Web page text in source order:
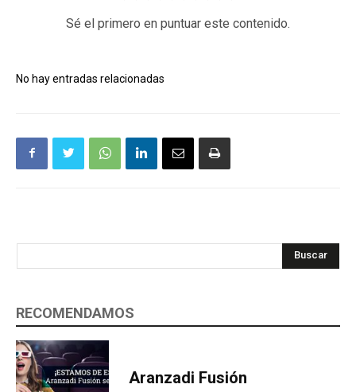
Sé el primero en puntuar este contenido.
No hay entradas relacionadas
Buscar
RECOMENDAMOS
Aranzadi Fusión